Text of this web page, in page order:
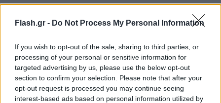
Flash.gr - Do Not Process My Personal Information
If you wish to opt-out of the sale, sharing to third parties, or
processing of your personal or sensitive information for
targeted advertising by us, please use the below opt-out
section to confirm your selection. Please note that after your
opt-out request is processed you may continue seeing
interest-based ads based on personal information utilized by